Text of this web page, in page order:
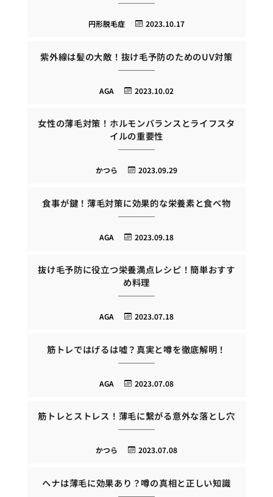
2023.10.17
円形脱毛症
紫外線は髪の大敵！抜け毛予防のためのUV対策
2023.10.02
AGA
女性の薄毛対策！ホルモンバランスとライフスタ
イルの重要性
2023.09.29
かつら
食事が鍵！薄毛対策に効果的な栄養素と食べ物
2023.09.18
AGA
抜け毛予防に役立つ栄養満点レシピ！簡単おすす
め料理
2023.07.18
AGA
筋トレではげるは嘘？真実と噂を徹底解明！
2023.07.08
AGA
筋トレとストレス！薄毛に繋がる意外な落とし穴
2023.07.08
かつら
ヘナは薄毛に効果あり？噂の真相と正しい知識